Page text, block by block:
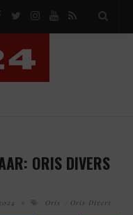
ORIS DIVERS
Oris Oris Divers